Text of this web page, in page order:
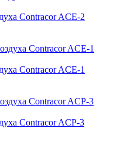
Contracor ACE-2
Contracor ACE-1
Contracor ACP-3